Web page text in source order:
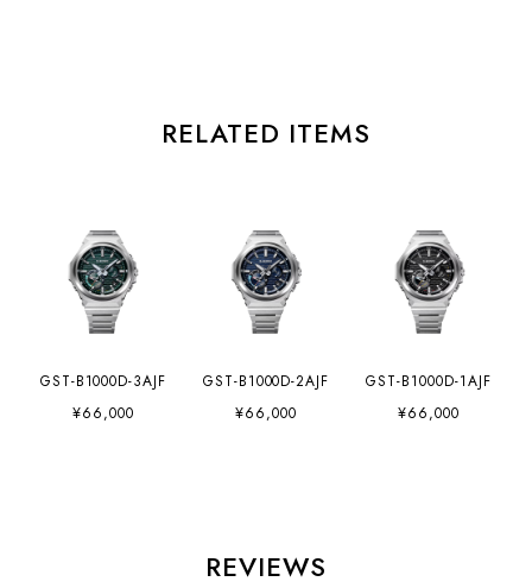
RELATED ITEMS
GST-B1000D-3AJF
¥66,000
GST-B1000D-2AJF
¥66,000
GST-B1000D-1AJF
¥66,000
REVIEWS